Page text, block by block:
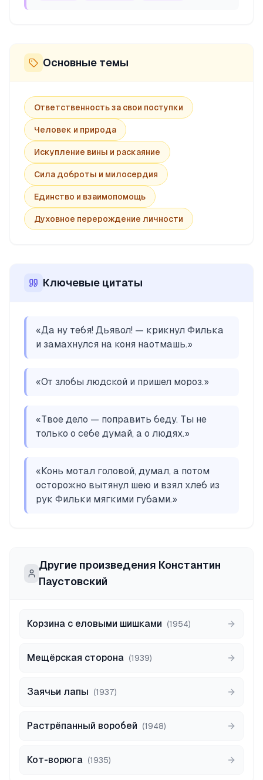
Основные темы
Ответственность за свои поступки
Человек и природа
Искупление вины и раскаяние
Сила доброты и милосердия
Единство и взаимопомощь
Духовное перерождение личности
Ключевые цитаты
«Да ну тебя! Дьявол! — крикнул Филька
и замахнулся на коня наотмашь.»
«От злобы людской и пришел мороз.»
«Твое дело — поправить беду. Ты не
только о себе думай, а о людях.»
«Конь мотал головой, думал, а потом
осторожно вытянул шею и взял хлеб из
рук Фильки мягкими губами.»
Другие произведения Константин
Паустовский
Корзина с еловыми шишками (1954)
Мещёрская сторона (1939)
Заячьи лапы (1937)
Растрёпанный воробей (1948)
Кот-ворюга (1935)